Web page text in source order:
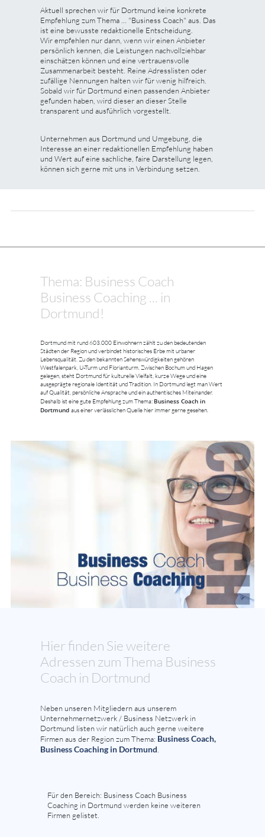
Aktuell sprechen wir für Dortmund keine konkrete
Empfehlung zum Thema ... "Business Coach" aus. Das
ist eine bewusste redaktionelle Entscheidung.
Wir empfehlen nur dann, wenn wir einen Anbieter
persönlich kennen, die Leistungen nachvollziehbar
einschätzen können und eine vertrauensvolle
Zusammenarbeit besteht. Reine Adresslisten oder
zufällige Nennungen halten wir für wenig hilfreich.
Sobald wir für Dortmund einen passenden Anbieter
gefunden haben, wird dieser an dieser Stelle
transparent und ausführlich vorgestellt.
Unternehmen aus Dortmund und Umgebung, die
Interesse an einer redaktionellen Empfehlung haben
und Wert auf eine sachliche, faire Darstellung legen,
können sich gerne mit uns in Verbindung setzen.
Thema: Business Coach
Business Coaching ... in
Dortmund!
Dortmund mit rund 603.000 Einwohnern zählt zu den bedeutenden
Städten der Region und verbindet historisches Erbe mit urbaner
Lebensqualität. Zu den bekannten Sehenswürdigkeiten gehören
Westfalenpark, U-Turm und Florianturm. Zwischen Bochum und Hagen
gelegen, steht Dortmund für kulturelle Vielfalt, kurze Wege und eine
ausgeprägte regionale Identität und Tradition. In Dortmund legt man Wert
auf Qualität, persönliche Ansprache und ein authentisches Miteinander.
Deshalb ist eine gute Empfehlung zum Thema: Business Coach in
Dortmund aus einer verlässlichen Quelle hier immer gerne gesehen.
Hier finden Sie weitere
Adressen zum Thema Business
Coach in Dortmund
Neben unseren Mitgliedern aus unserem
Unternehmernetzwerk / Business Netzwerk in
Dortmund listen wir natürlich auch gerne weitere
Firmen aus der Region zum Thema: Business Coach,
Business Coaching in Dortmund.
Für den Bereich: Business Coach Business
Coaching in Dortmund werden keine weiteren
Firmen gelistet.